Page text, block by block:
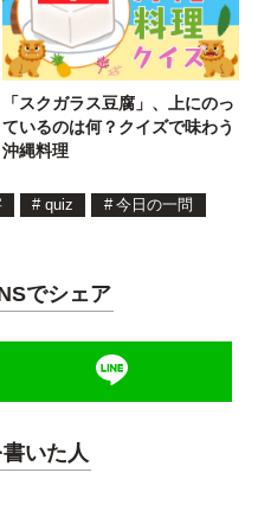
「スクガラス豆腐」、上にのっ
ているのは何？クイズで味わう
沖縄料理
# quiz # 今日の一問
でシェア
いた人